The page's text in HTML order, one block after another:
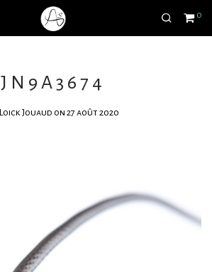
0
JN9A3674
Loick Jouaud on 27 août 2020